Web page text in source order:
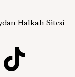
Halkalı Sitesi